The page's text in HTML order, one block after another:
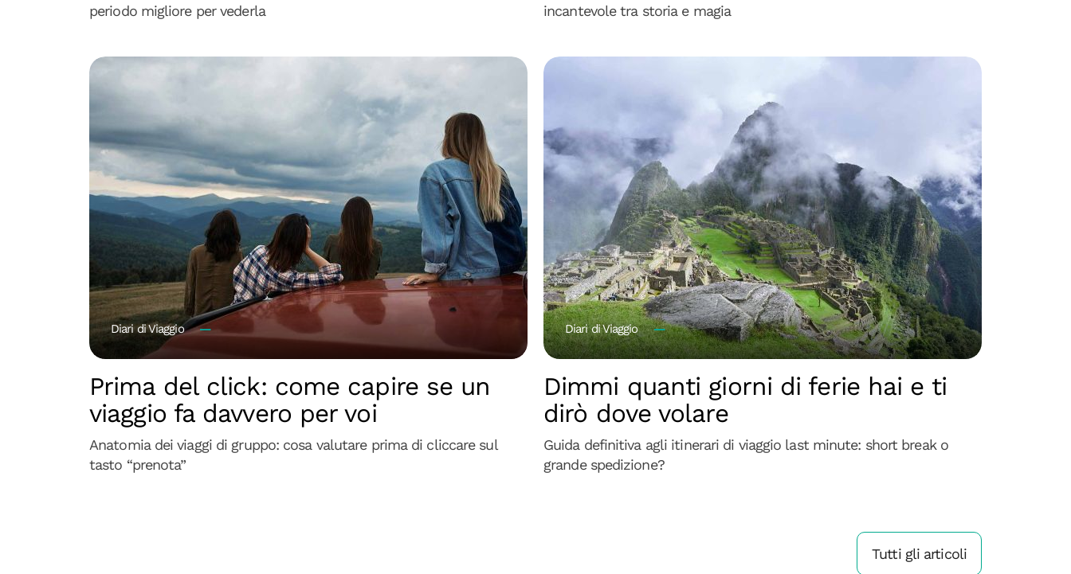
periodo migliore per vederla
incantevole tra storia e magia
Diari di Viaggio
Prima del click: come capire se un
viaggio fa davvero per voi
Anatomia dei viaggi di gruppo: cosa valutare prima di cliccare sul
tasto “prenota”
Diari di Viaggio
Dimmi quanti giorni di ferie hai e ti
dirò dove volare
Guida definitiva agli itinerari di viaggio last minute: short break o
grande spedizione?
Tutti gli articoli